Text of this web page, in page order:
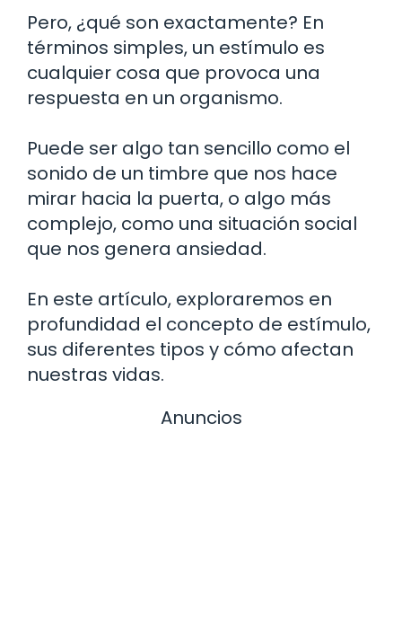
Pero, ¿qué son exactamente? En
términos simples, un estímulo es
cualquier cosa que provoca una
respuesta en un organismo.
Puede ser algo tan sencillo como el
sonido de un timbre que nos hace
mirar hacia la puerta, o algo más
complejo, como una situación social
que nos genera ansiedad.
En este artículo, exploraremos en
profundidad el concepto de estímulo,
sus diferentes tipos y cómo afectan
nuestras vidas.
Anuncios